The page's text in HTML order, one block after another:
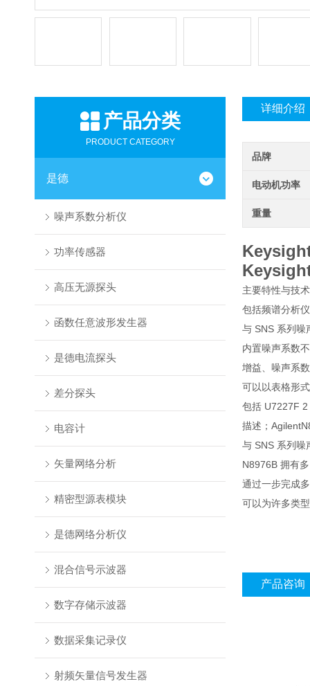
产品分类
PRODUCT CATEGORY
是德
噪声系数分析仪
功率传感器
高压无源探头
函数任意波形发生器
是德电流探头
差分探头
电容计
矢量网络分析
精密型源表模块
是德网络分析仪
混合信号示波器
数字存储示波器
数据采集记录仪
射频矢量信号发生器
详细介绍
品牌
电动机功率
重量
主要特性与技
包括频谱分析
与 SNS 系列噪
内置噪声系数
增益、噪声系
可以以表格形
包括 U7227F
描述；
与 SNS 系列噪
N8976B 拥有
通过一步完成
可以为许多类
产品咨询